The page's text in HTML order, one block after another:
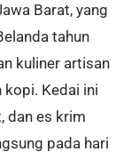
Barat, yang
tahun
kuliner artisan
kopi. Kedai ini
dan es krim
pada hari